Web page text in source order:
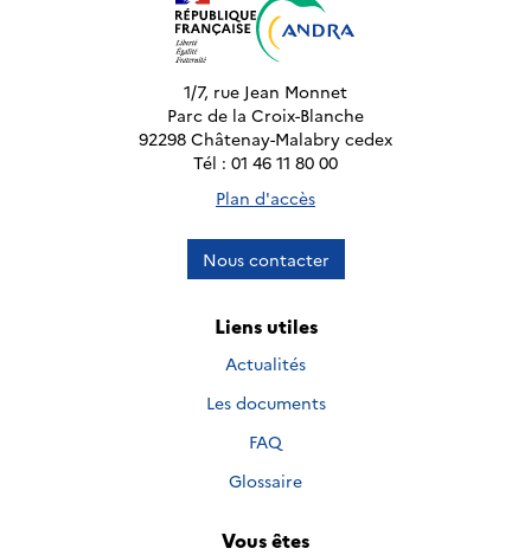
1/7, rue Jean Monnet
Parc de la Croix-Blanche
92298 Châtenay-Malabry cedex
Tél : 01 46 11 80 00
Plan d'accès
Nous contacter
Liens utiles
Actualités
Les documents
FAQ
Glossaire
Vous êtes